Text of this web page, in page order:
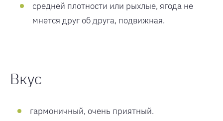
средней плотности или рыхлые, ягода не
мнется друг об друга, подвижная.
Вкус
гармоничный, очень приятный.